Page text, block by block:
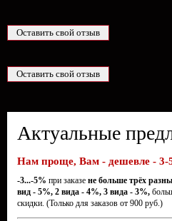
Актуальные
Нам проще, Вам - дешевле - 3-
-3...-5% при заказе не больше трёх
вид - 5%, 2 вида - 4%, 3 вида - 3%,
скидки. (Только для заказов от 900 руб.)